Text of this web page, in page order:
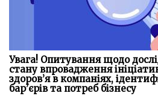
Увага! Опитування щодо
стану впровадження
здоров’я в компаніях,
бар’єрів та потреб бізнесу